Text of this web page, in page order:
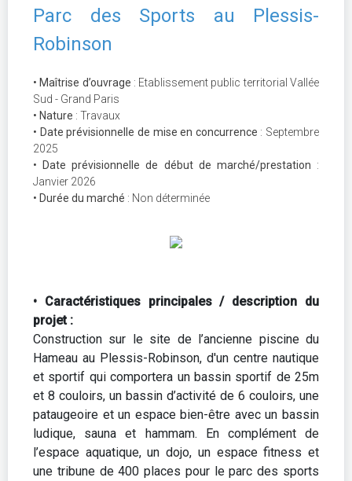
Parc des Sports au Plessis-
Robinson
• Maîtrise d’ouvrage : Etablissement public territorial Vallée
Sud - Grand Paris
• Nature : Travaux
• Date prévisionnelle de mise en concurrence : Septembre
2025
• Date prévisionnelle de début de marché/prestation :
Janvier 2026
• Durée du marché : Non déterminée
• Caractéristiques principales / description du
projet :
Construction sur le site de l’ancienne piscine du
Hameau au Plessis-Robinson, d'un centre nautique
et sportif qui comportera un bassin sportif de 25m
et 8 couloirs, un bassin d’activité de 6 couloirs, une
pataugeoire et un espace bien-être avec un bassin
ludique, sauna et hammam. En complément de
l’espace aquatique, un dojo, un espace fitness et
une tribune de 400 places pour le parc des sports